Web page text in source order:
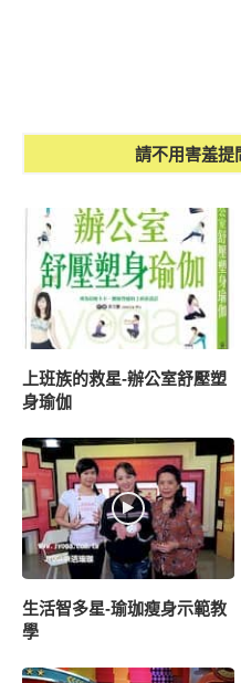
請不用害羞提
上班族的救星-辦公室舒壓塑
身瑜伽
生活智多星-瑜珈瘦身示範教
學